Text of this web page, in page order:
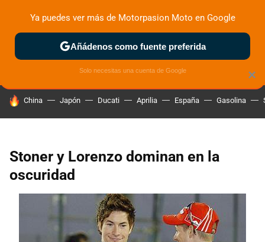
ZONA DE PRUEBAS DEPORTIVAS MOTOS ELÉCTRICAS
HOY SE HABLA DE
China Japón Ducati Aprilia España Gasolina
Stoner y Lorenzo dominan en la
oscuridad
×
Ya puedes ver más de Motorpasion Moto en Google
Añádenos como fuente preferida
Solo necesitas una cuenta de Google